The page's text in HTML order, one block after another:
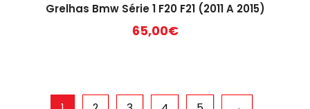
Grelhas Bmw Série 1 F20 F21 (2011 A 2015)
65,00€